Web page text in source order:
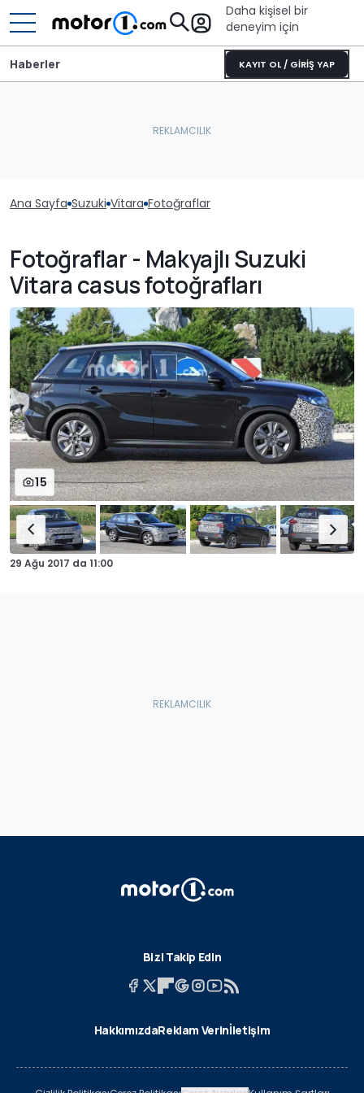
Daha kişisel bir
deneyim için
KAYIT OL / GİRİŞ YAP
Haberler
Ana Sayfa Suzuki Vitara Fotoğraflar
Fotoğraflar - Makyajlı Suzuki
Vitara casus fotoğrafları
15
29 Ağu 2017 da 11:00
Bizi Takip Edin
HakkımızdaReklam Verinİletişim